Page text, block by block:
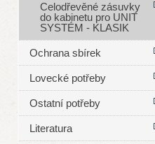
Celodřevěné zásuvky
do kabinetu pro UNIT
SYSTÉM - KLASIK
Ochrana sbírek
Lovecké potřeby
Ostatní potřeby
Literatura